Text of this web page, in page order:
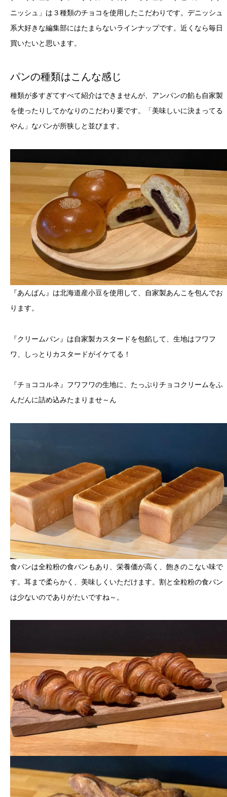
ニッシュ」は３種類のチョコを使用したこだわりです。デニッシュ
系大好きな編集部にはたまらないラインナップです。近くなら毎日
買いたいと思います。
パンの種類はこんな感じ
種類が多すぎてすべて紹介はできませんが、アンパンの餡も自家製
を使ったりしてかなりのこだわり要です。「美味しいに決まってる
やん」なパンが所狭しと並びます。
『あんぱん』は北海道産小豆を使用して、自家製あんこを包んでお
ります。
『クリームパン』は自家製カスタードを包餡して、生地はフワフ
ワ、しっとりカスタードがイケてる！
『チョココルネ』フワフワの生地に、たっぷりチョコクリームをふ
んだんに詰め込みたまりませ～ん
食パンは全粒粉の食パンもあり、栄養価が高く、飽きのこない味で
す。耳まで柔らかく、美味しくいただけます。割と全粒粉の食パン
は少ないのでありがたいですね～。